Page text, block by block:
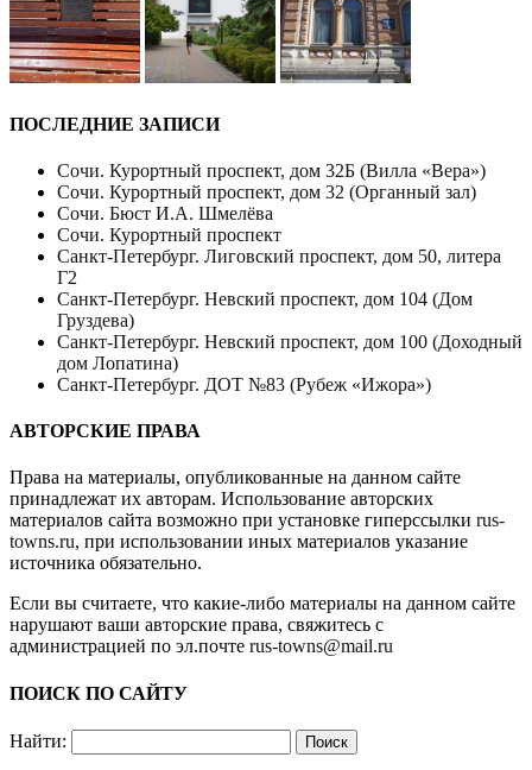
ПОСЛЕДНИЕ ЗАПИСИ
Сочи. Курортный проспект, дом 32Б (Вилла «Вера»)
Сочи. Курортный проспект, дом 32 (Органный зал)
Сочи. Бюст И.А. Шмелёва
Сочи. Курортный проспект
Санкт-Петербург. Лиговский проспект, дом 50, литера
Г2
Санкт-Петербург. Невский проспект, дом 104 (Дом
Груздева)
Санкт-Петербург. Невский проспект, дом 100 (Доходный
дом Лопатина)
Санкт-Петербург. ДОТ №83 (Рубеж «Ижора»)
АВТОРСКИЕ ПРАВА
Права на материалы, опубликованные на данном сайте
принадлежат их авторам. Использование авторских
материалов сайта возможно при установке гиперссылки rus-
towns.ru, при использовании иных материалов указание
источника обязательно.
Если вы считаете, что какие-либо материалы на данном сайте
нарушают ваши авторские права, свяжитесь с
администрацией по эл.почте rus-towns@mail.ru
ПОИСК ПО САЙТУ
Найти: